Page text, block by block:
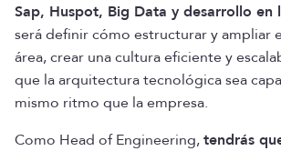
Sap, Huspot, Big Data y desarrollo en
será definir cómo estructurar y ampliar
área, crear una cultura eficiente y
que la arquitectura tecnológica sea
mismo ritmo que la empresa.
Como Head of Engineering,tendrás